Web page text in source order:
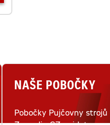
NAŠE POBOČKY
Pobočky Pujčovny strojů